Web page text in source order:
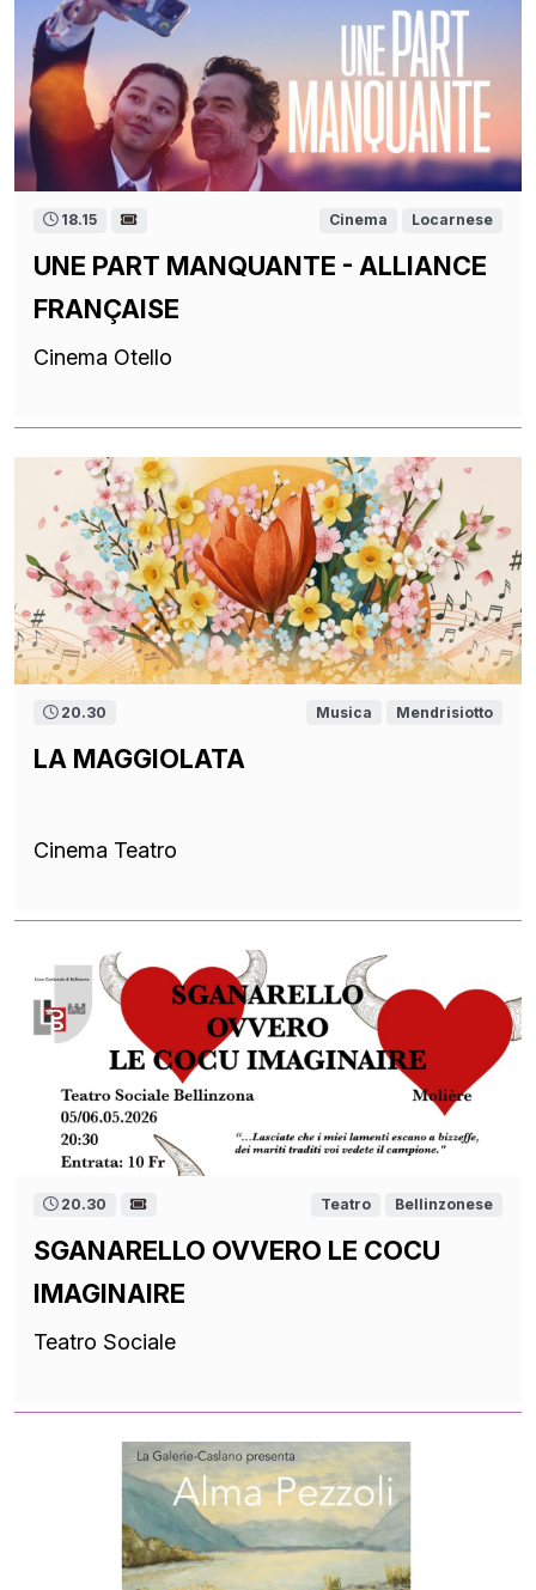
18.15 Cinema Locarnese
UNE PART MANQUANTE - ALLIANCE
FRANÇAISE
Cinema Otello
20.30 Musica Mendrisiotto
LA MAGGIOLATA
Cinema Teatro
20.30 Teatro Bellinzonese
SGANARELLO OVVERO LE COCU
IMAGINAIRE
Teatro Sociale